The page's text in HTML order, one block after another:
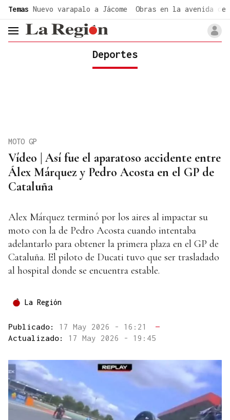
Temas Nuevo varapalo a Jácome Obras en la avenida de
header.menu.open
Deportes
Vídeo | Así fue el aparatoso accidente entre
Álex Márquez y Pedro Acosta en el GP de
Cataluña
MOTO GP
Alex Márquez terminó por los aires al impactar su
moto con la de Pedro Acosta cuando intentaba
adelantarlo para obtener la primera plaza en el GP de
Cataluña. El piloto de Ducati tuvo que ser trasladado
al hospital donde se encuentra estable.
La Región
Publicado: 17 May 2026 - 16:21
—
Actualizado: 17 May 2026 - 19:45